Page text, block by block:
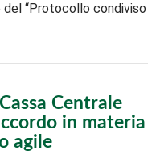
del “Protocollo condiviso
Centrale
in materia
agile